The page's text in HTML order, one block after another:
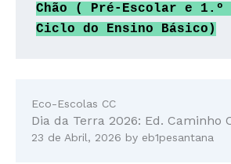
Chão ( Pré-Escolar e 1.º
Ciclo do Ensino Básico)
Eco-Escolas CC
Dia da Terra 2026: Ed. Caminho
23 de Abril, 2026 by eb1pesantana